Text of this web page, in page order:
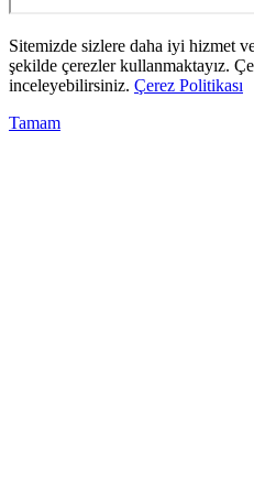
Sitemizde sizlere daha iyi hizmet
şekilde çerezler kullanmaktayız.
inceleyebilirsiniz. Çerez Politikası
Tamam